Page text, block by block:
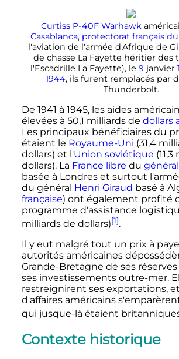
Curtiss P-40F Warhawk
Casablanca, protectorat français
l'aviation de l'armée d'Afrique de
de chasse La Fayette héritier des
l'Escadrille La Fayette), le 9 janvier
1944, ils furent remplacés par
Thunderbolt.
De 1941 à 1945, les aides
élevées à 50,1 milliards de dollars
Les principaux bénéficiaires du
étaient le Royaume-Uni (31,4
dollars) et l'Union soviétique
dollars). La France libre du
basée à Londres et surtout
du général Henri Giraud basé à
française) ont également profité
programme d'assistance
milliards de dollars)[1].
Il y eut malgré tout un prix à
autorités américaines
Grande-Bretagne de ses
ses investissements outre-mer.
restreignirent ses exportations,
d'affaires américains
qui jusque-là étaient
Contexte historique